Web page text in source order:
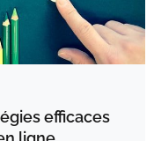
efficaces